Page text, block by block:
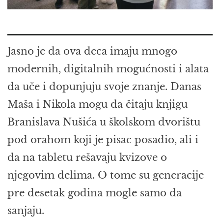
Jasno je da ova deca imaju mnogo
modernih, digitalnih mogućnosti i alata
da uče i dopunjuju svoje znanje. Danas
Maša i Nikola mogu da čitaju knjigu
Branislava Nušića u školskom dvorištu
pod orahom koji je pisac posadio, ali i
da na tabletu rešavaju kvizove o
njegovim delima. O tome su generacije
pre desetak godina mogle samo da
sanjaju.